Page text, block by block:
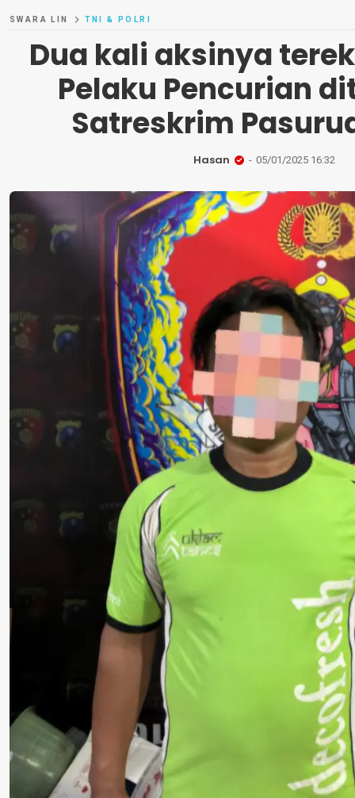
SWARA LIN TNI & POLRI
Dua kali aksinya
Pelaku Pencurian
Satreskrim
Hasan 05/01/2025 16:32